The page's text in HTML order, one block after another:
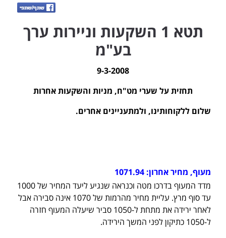
תטא 1 השקעות וניירות ערך
בע"מ
9-3-2008
תחזית על שערי מט"ח, מניות והשקעות אחרות
שלום ללקוחותינו, ולמתעניינים אחרים.
מעוף, מחיר אחרון: 1071.94
מדד המעוף בדרכו מטה וכנראה שנגיע ליעד המחיר של 1000
עד סוף מרץ. עליית מחיר מהרמות של 1070 אינה סבירה אבל
לאחר ירידה את מתחת ל-1050 סביר שיעלה המעוף חזרה
ל-1050 כתיקון לפני המשך הירידה.